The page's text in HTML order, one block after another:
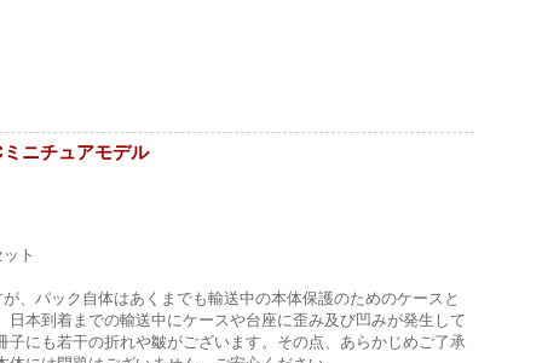
ニチュアモデル
ト
、パック自体はあくまでも輸送中の本体保護のためのケースと
本到着までの輸送中にケースや台座に歪み及び凹みが発生して
にも若干の折れや皺がございます。その点、あらかじめご了承